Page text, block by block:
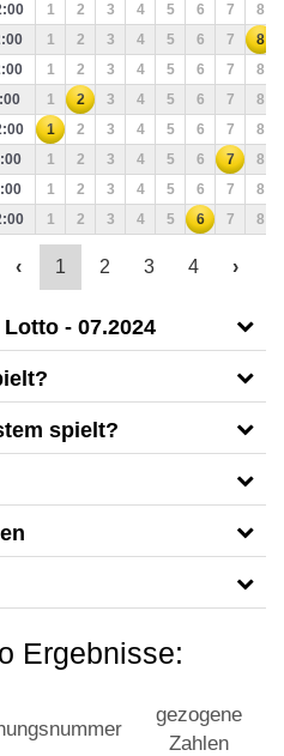
1 2 3 4 5 6 7
8
1 2 3 4 5 6 7
8
1 2 3 4 5 6 7
8
1 2 3 4 5 6 7
8
1 2 3 4 5 6 7
8
1 2 3 4 5 6 7
8
1 2 3 4 5 6 7
8
1 2 3 4 5 6 7 8
‹ 1 2 3 4 ›
- 07.2024
spielt?
Ergebnisse:
gezogene
Zahlen